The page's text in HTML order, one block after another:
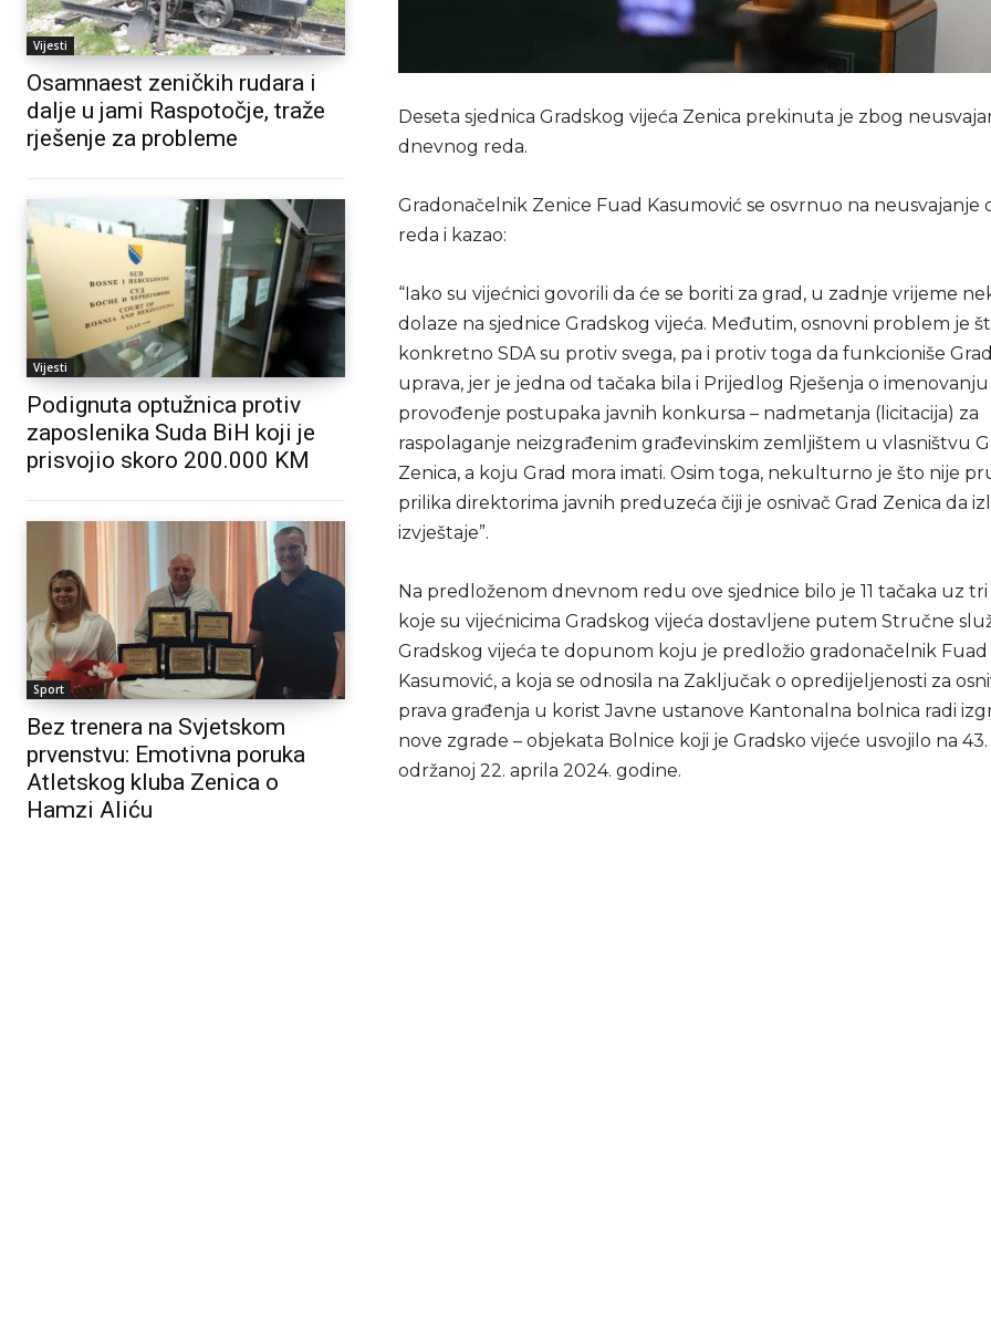
Vijesti
Osamnaest zeničkih rudara i
dalje u jami Raspotočje, traže
rješenje za probleme
Vijesti
Podignuta optužnica protiv
zaposlenika Suda BiH koji je
prisvojio skoro 200.000 KM
Sport
Bez trenera na Svjetskom
prvenstvu: Emotivna poruka
Atletskog kluba Zenica o
Hamzi Aliću
Deseta sjednica Gradskog vijeća Zenica prekinuta je zbog
dnevnog reda.
Gradonačelnik Zenice Fuad Kasumović se osvrnuo na neusvajanje
reda i kazao:
“Iako su vijećnici govorili da će se boriti za grad, u zadnje vrijeme
dolaze na sjednice Gradskog vijeća. Međutim, osnovni problem je
konkretno SDA su protiv svega, pa i protiv toga da funkcioniše
uprava, jer je jedna od tačaka bila i Prijedlog Rješenja o imenovanju
provođenje postupaka javnih konkursa – nadmetanja (licitacija) za
raspolaganje neizgrađenim građevinskim zemljištem u vlasništvu
Zenica, a koju Grad mora imati. Osim toga, nekulturno je što nije
prilika direktorima javnih preduzeća čiji je osnivač Grad Zenica da
izvještaje”.
Na predloženom dnevnom redu ove sjednice bilo je 11 tačaka uz
koje su vijećnicima Gradskog vijeća dostavljene putem Stručne
Gradskog vijeća te dopunom koju je predložio gradonačelnik Fuad
Kasumović, a koja se odnosila na Zaključak o opredijeljenosti za
prava građenja u korist Javne ustanove Kantonalna bolnica radi
nove zgrade – objekata Bolnice koji je Gradsko vijeće usvojilo na 43.
održanoj 22. aprila 2024. godine.